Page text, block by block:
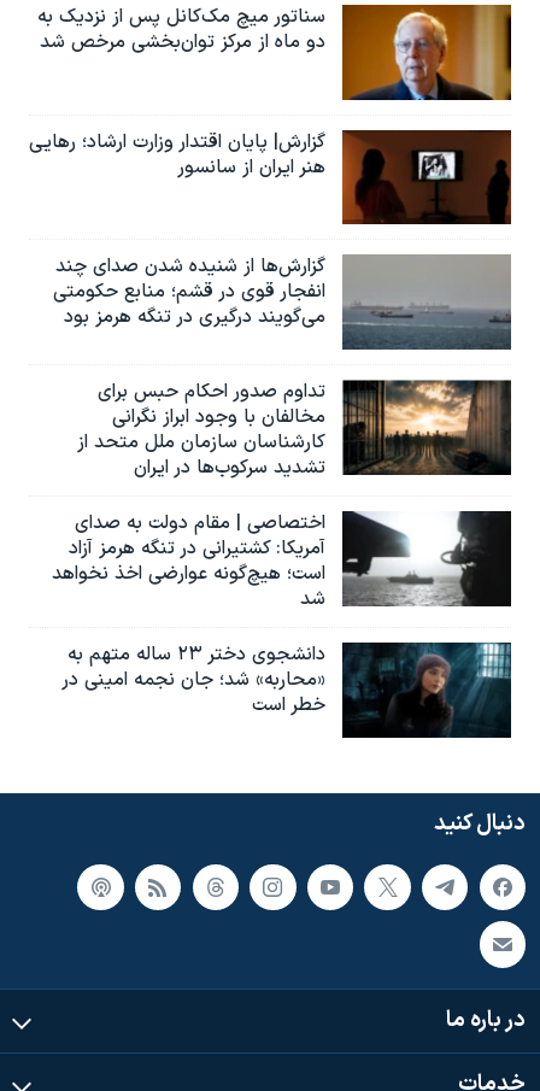
سناتور میچ مک‌کانل پس از نزدیک به
دو ماه از مرکز توان‌بخشی مرخص شد
گزارش| پایان اقتدار وزارت ارشاد؛ رهایی
هنر ایران از سانسور
گزارش‌ها از شنیده شدن صدای چند
انفجار قوی در قشم؛ منابع حکومتی
می‌گویند درگیری در تنگه هرمز بود
تداوم صدور احکام حبس برای
مخالفان با وجود ابراز نگرانی
کارشناسان سازمان ملل متحد از
تشدید سرکوب‌ها در ایران
اختصاصی | مقام دولت به صدای
آمریکا: کشتیرانی در تنگه هرمز آزاد
است؛ هیچ‌گونه عوارضی اخذ نخواهد
شد
دانشجوی دختر ۲۳ ساله متهم به
«محاربه» شد؛ جان نجمه امینی در
خطر است
دنبال کنید
در باره ما
خدمات